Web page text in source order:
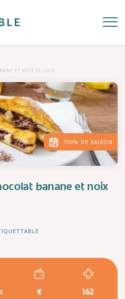
ET NOIX DE COCO
100% DE SAISON
banane et noix
€ 162